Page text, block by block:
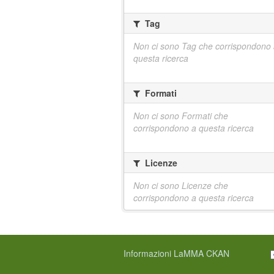
Tag
Non ci sono Tag che corrispondono
questa ricerca
Formati
Non ci sono Formati che
corrispondono a questa ricerca
Licenze
Non ci sono Licenze che
corrispondono a questa ricerca
Informazioni LaMMA CKAN